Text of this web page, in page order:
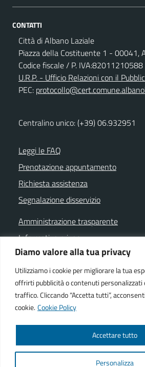
Diamo valore alla tua privacy
Utilizziamo i cookie per migliorare la tua
offrirti pubblicità o contenuti personalizzati
traffico. Cliccando “Accetta tutti”,
cookie. Cookie Policy
Personalizza
Accettare tutto
CONTATTI
Città di Albano Laziale
Piazza della Costituente 1 - 00041,
Codice fiscale / P.
U.R.P. - Ufficio Relazioni con il
PEC:
Centralino unico: (+39) 06.932951
Leggi le FAQ
Prenotazione appuntamento
Richiesta assistenza
Segnalazione disservizio
Amministrazione trasparente
Informativa privacy
Note legali
Dichiarazione di accessibilità
Cookie policy
Facebook istituzionale
Facebook museo civico
YouTubeTelegram